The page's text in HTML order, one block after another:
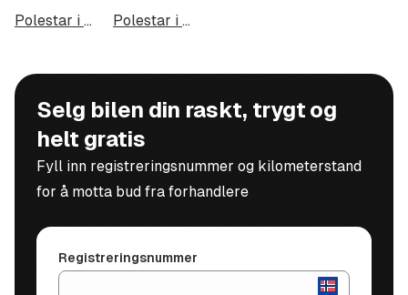
Polestar i Haugesund
Polestar i Alta
Selg bilen din raskt, trygt og
helt gratis
Fyll inn registreringsnummer og kilometerstand
for å motta bud fra forhandlere
Registreringsnummer